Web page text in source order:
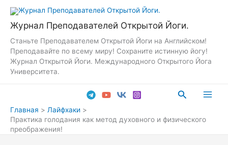
Перейти
содержимому
Журнал Преподавателей Открытой Йоги.
Станьте Преподавателем Открытой Йоги на Английском!
Преподавайте по всему миру! Сохраните истинную йогу!
Журнал Открытой Йоги. Международного Открытого Йога
Университета.
Поиск
Главная
Лайфхаки
Практика голодания как метод духовного и физического
преображения!